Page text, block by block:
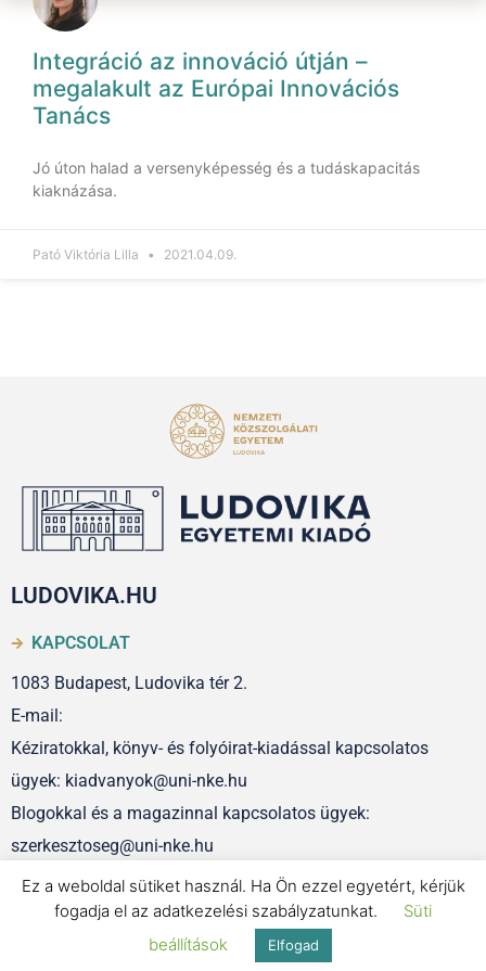
Integráció az innováció útján –
megalakult az Európai Innovációs
Tanács
Jó úton halad a versenyképesség és a tudáskapacitás
kiaknázása.
Pató Viktória Lilla 2021.04.09.
LUDOVIKA.HU
KAPCSOLAT
1083 Budapest, Ludovika tér 2.
E-mail:
Kéziratokkal, könyv- és folyóirat-kiadással kapcsolatos
ügyek: kiadvanyok@uni-nke.hu
Blogokkal és a magazinnal kapcsolatos ügyek:
szerkesztoseg@uni-nke.hu
IMPRESSZUM
Ez a weboldal sütiket használ. Ha Ön ezzel egyetért, kérjük
fogadja el az adatkezelési szabályzatunkat.
Süti
beállítások
Elfogad